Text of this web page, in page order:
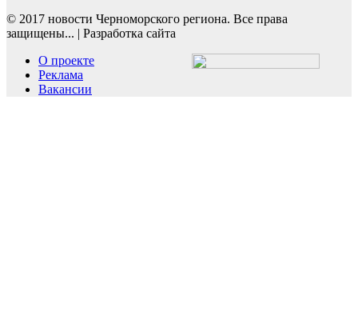
© 2017 новости Черноморского региона. Все права
защищены... | Разработка сайта
О проекте
Реклама
Вакансии